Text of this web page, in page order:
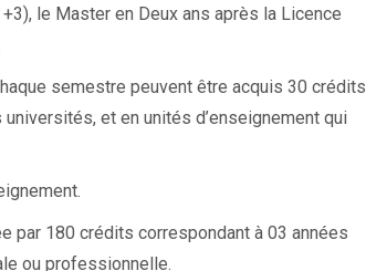
le Master en Deux ans après la Licence
semestre peuvent être acquis 30 crédits
et en unités d’enseignement qui
par 180 crédits correspondant à 03 années
ou professionnelle.